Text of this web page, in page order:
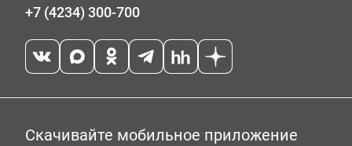
+7 (4234) 300-700
Скачивайте мобильное приложение